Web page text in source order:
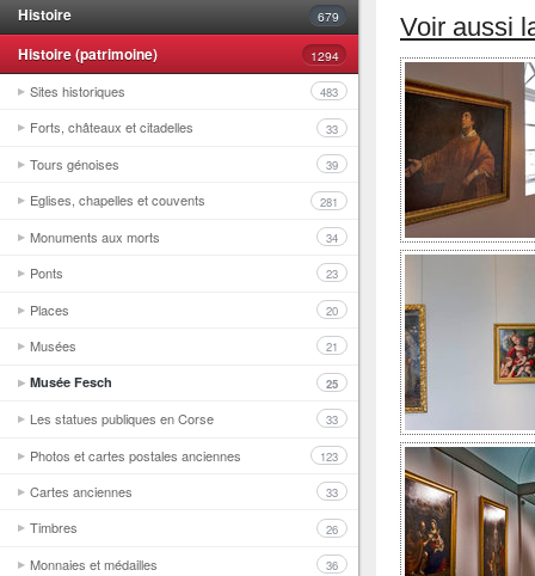
Histoire 679
Histoire (patrimoine) 1294
Sites historiques 483
Forts, châteaux et citadelles 33
Tours génoises 39
Eglises, chapelles et couvents 281
Monuments aux morts 34
Ponts 23
Places 20
Musées 21
Musée Fesch 25
Les statues publiques en Corse 33
Photos et cartes postales anciennes 123
Cartes anciennes 33
Timbres 26
Monnaies et médailles 36
Voir aussi